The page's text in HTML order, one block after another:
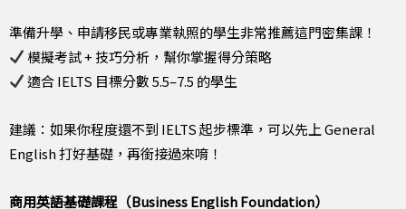
準備升學、申請移民或專業執照的學生非常推薦這門密集課！
模擬考試 + 技巧分析，幫你掌握得分策略
適合 IELTS 目標分數 5.5–7.5 的學生
建議：如果你程度還不到 IELTS 起步標準，可以先上 General
English 打好基礎，再銜接過來唷！
商用英語基礎課程（Business English Foundation）